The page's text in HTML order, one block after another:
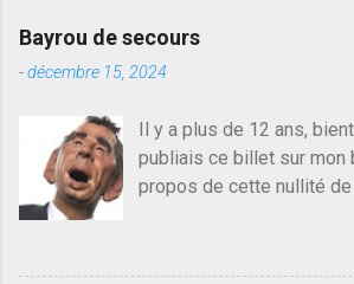
e
r
u
m
m
e
n
Bayrou de secours
-décembre 15, 2024
Il y a plus de 12 ans,
publiais ce billet sur mon
propos de cette nullité de
quelqu'un, je ne parle
des amis ou des valeurs